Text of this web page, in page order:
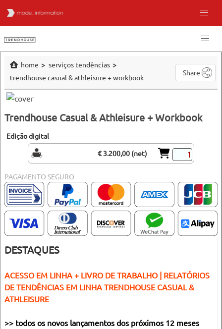
home
serviços tendências
trendhouse casual & athleisure + workbook
Share
Trendhouse Casual & Athleisure + Workbook
Edição digital
€ 3.200,00 (net)
PAGAMENTO SEGURO
DESTAQUES
ACESSO EM LINHA + LIVRO DE TRABALHO | RELATÓRIOS
DE TENDÊNCIAS EM LINHA TRENDHOUSE CASUAL &
ATHLEISURE
>> todos os novos lançamentos dos próximos 12 meses